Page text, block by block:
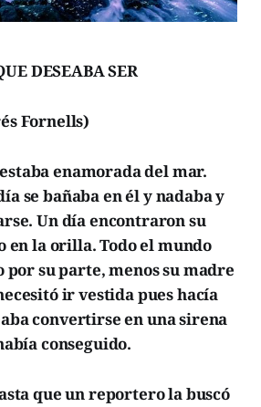
DESEABA SER
Fornells)
enamorada del mar.
se bañaba en él y nadaba y
Un día encontraron su
en la orilla. Todo el mundo
por su parte, menos su madre
ir vestida pues hacía
convertirse en una sirena
conseguido.
que un reportero la buscó